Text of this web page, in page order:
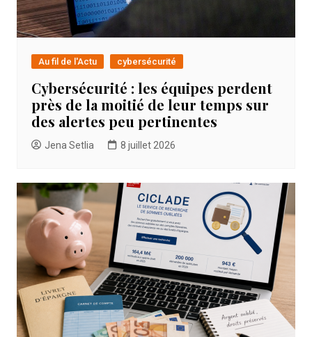
Au fil de l'Actu cybersécurité
Cybersécurité : les équipes perdent
près de la moitié de leur temps sur
des alertes peu pertinentes
Jena Setlia 8 juillet 2026